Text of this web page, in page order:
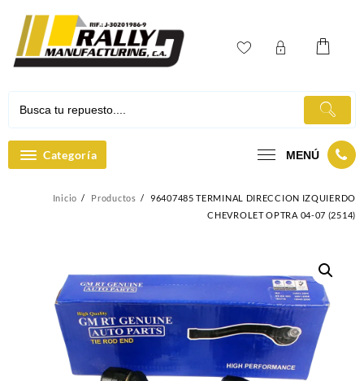
contenido
Categoría MENÚ
Inicio Productos
96407485 TERMINAL DIRECCION IZQUIERDO
CHEVROLET OPTRA 04-07 (2514)